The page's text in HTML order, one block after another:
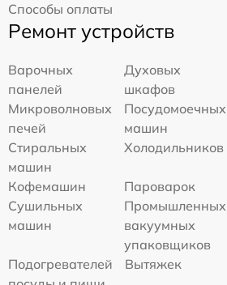
Способы оплаты
Ремонт устройств
Варочных
панелей
Духовых
шкафов
Микроволновых
печей
Посудомоечных
машин
Стиральных
машин
Холодильников
Кофемашин
Пароварок
Сушильных
машин
Промышленных
вакуумных
упаковщиков
Подогревателей
Вытяжек